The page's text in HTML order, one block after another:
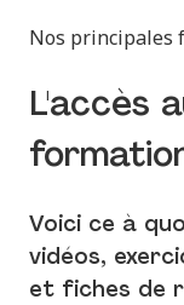
Nos principales
L'accès
Voici ce à
vidéos,
et fiches de